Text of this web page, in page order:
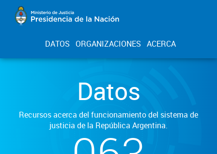
DATOS ORGANIZACIONES ACERCA
Datos
Recursos acerca del funcionamiento del sistema de
justicia de la República Argentina.